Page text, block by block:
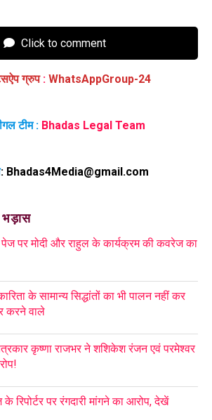
Click to comment
ग्रुप : WhatsAppGroup-24
टीम : Bhadas Legal Team
: Bhadas4Media@gmail.com
पर मोदी और राहुल के कार्यक्रम की कवरेज का
के सामान्य सिद्धांतों का भी पालन नहीं कर
करने वाले
कृष्णा राजभर ने शशिकेश रंजन एवं परमेश्वर
रिपोर्टर पर रंगदारी मांगने का आरोप, देखें